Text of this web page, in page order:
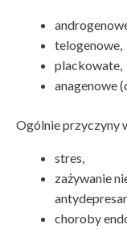
telogenowe,
plackowate,
anagenowe
Ogólnie przyczyny
stres,
zażywanie
choroby